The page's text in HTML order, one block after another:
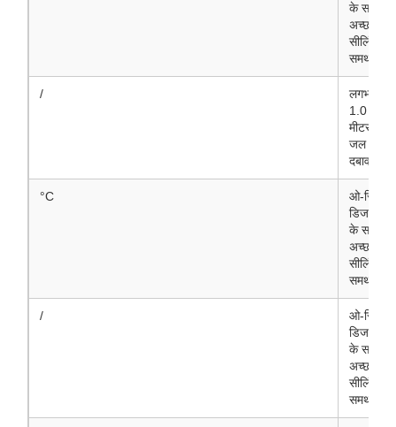
के साथ
अच्छा
सीलिंग
समर्थन
/
लगभग
1.0
मीटर
जल
दबाव
°C
ओ-रिंग
डिजाइन
के साथ
अच्छा
सीलिंग
समर्थन
/
ओ-रिंग
डिजाइन
के साथ
अच्छा
सीलिंग
समर्थन